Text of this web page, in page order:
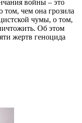
войны – это
том, чем она грозила
чумы, о том,
Об этом
жертв геноцида